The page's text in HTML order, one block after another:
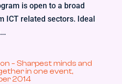
is open to a broad
ICT related sectors. Ideal
– Sharpest minds and
in one event,
2014